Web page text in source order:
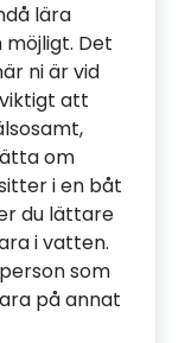
lära
Det
ni är vid
att
om
i en båt
du lättare
i vatten.
som
på annat